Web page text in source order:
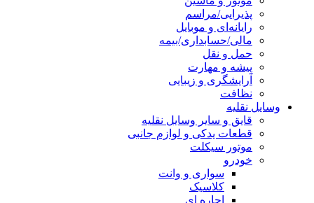
پذیرایی/مراسم
رایانه‌ای و موبایل
مالی/حسابداری/بیمه
حمل و نقل
پیشه و مهارت
آرایشگری و زیبایی
نظافت
وسایل نقلیه
قایق و سایر وسایل نقلیه
قطعات یدکی و لوازم جانبی
موتور سیکلت
خودرو
سواری و وانت
کلاسیک
اجاره ای